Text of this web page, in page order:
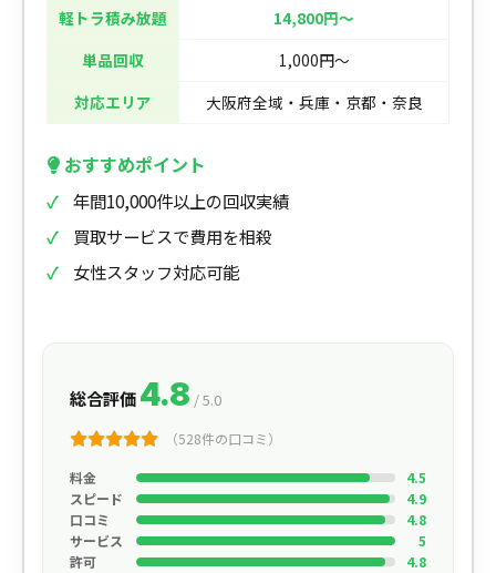
軽トラ積み放題
14,800円〜
単品回収
1,000円〜
対応エリア
大阪府全域・兵庫・京都・奈良
おすすめポイント
年間10,000件以上の回収実績
買取サービスで費用を相殺
女性スタッフ対応可能
総合評価4.8 / 5.0
（528件の口コミ）
料金
4.5
スピード
4.9
口コミ
4.8
サービス
5
許可
4.8